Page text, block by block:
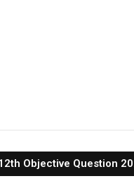
Objective Question